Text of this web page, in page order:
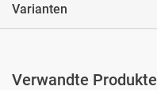
Varianten
Verwandte Produkte